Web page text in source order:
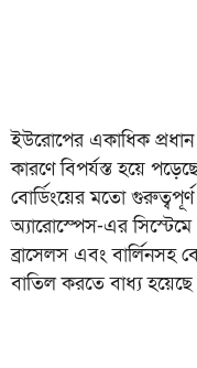
ইউরোপের একাধিক প্রধান
কারণে বিপর্যস্ত হয়ে
বোর্ডিংয়ের মতো গুরুত্বপূর্ণ
অ্যারোস্পেস-এর সিস্টেমে
ব্রাসেলস এবং বার্লিনসহ
বাতিল করতে বাধ্য হয়েছে